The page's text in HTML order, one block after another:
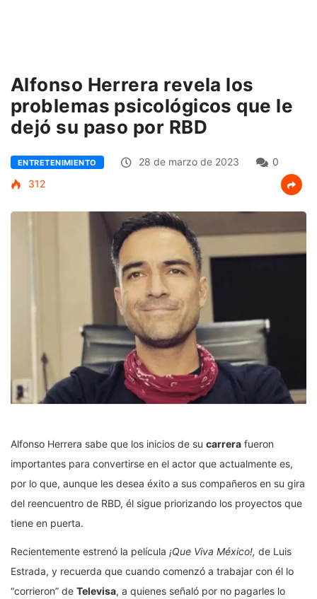
Alfonso Herrera revela los
problemas psicológicos que le
dejó su paso por RBD
ENTRETENIMIENTO 28 de marzo de 2023
0
312
Alfonso Herrera sabe que los inicios de su carrera fueron
importantes para convertirse en el actor que actualmente es,
por lo que, aunque les desea éxito a sus compañeros en su gira
del reencuentro de RBD, él sigue priorizando los proyectos que
tiene en puerta.
Recientemente estrenó la película ¡Que Viva México!, de Luis
Estrada, y recuerda que cuando comenzó a trabajar con él lo
“corrieron” de Televisa, a quienes señaló por no pagarles lo